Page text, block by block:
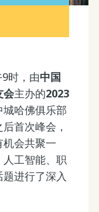
时，由中国
会主办的2023
哈佛俱乐部
首次峰会，
会共聚一
工智能、职
进行了深入